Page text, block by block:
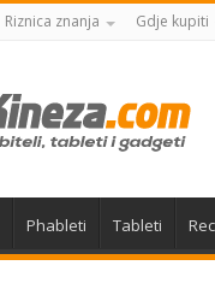
Riznica znanja Gdje kupiti
Phableti Tableti